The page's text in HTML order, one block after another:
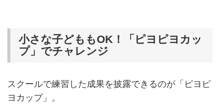
小さな子どももOK！「ピヨピヨカッ
プ」でチャレンジ
スクールで練習した成果を披露できるのが「ピヨピ
ヨカップ」。